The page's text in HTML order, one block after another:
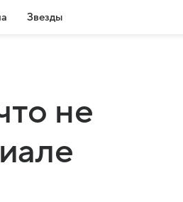
Звезды
не